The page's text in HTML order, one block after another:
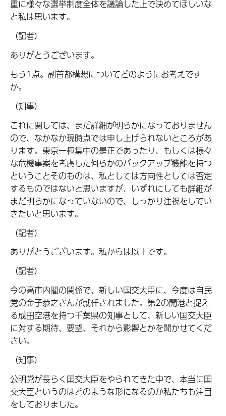
重に様々な選挙制度全体を議論した上で決めてほしいな
と私は思います。
（記者）
ありがとうございます。
もう1点。副首都構想についてどのようにお考えです
か。
（知事）
これに関しては、まだ詳細が明らかになっておりません
ので、なかなか現時点では申し上げられないところがあ
ります。東京一極集中の是正であったり、もしくは様々
な危機事案を考慮した何らかのバックアップ機能を持つ
ということそのものは、私としては方向性としては否定
するものではないと思いますが、いずれにしても詳細が
まだ明らかになっていないので、しっかり注視をしてい
きたいと思います。
（記者）
ありがとうございます。私からは以上です。
（記者）
今の高市内閣の関係で、新しい国交大臣に、今度は自民
党の金子恭之さんが就任されました。第2の開港と捉え
る成田空港を持つ千葉県の知事として、新しい国交大臣
に対する期待、要望、それから影響とかを聞かせてくだ
さい。
（知事）
公明党が長らく国交大臣をやられてきた中で、本当に国
交大臣というのはどのような形になるのか私たちも注目
をしておりました。